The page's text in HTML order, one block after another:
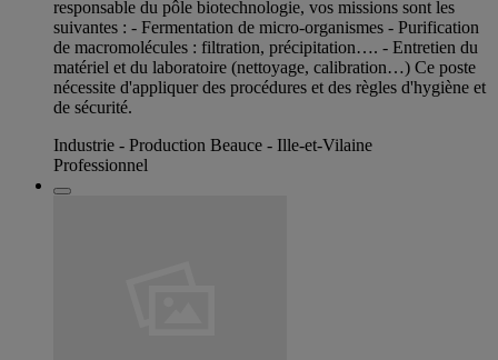
responsable du pôle biotechnologie, vos missions sont les
suivantes : - Fermentation de micro-organismes - Purification
de macromolécules : filtration, précipitation…. - Entretien du
matériel et du laboratoire (nettoyage, calibration…) Ce poste
nécessite d'appliquer des procédures et des règles d'hygiène et
de sécurité.
Industrie - Production Beauce - Ille-et-Vilaine
Professionnel